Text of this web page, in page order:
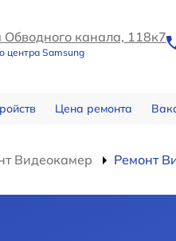
канала, 118к7
центра Samsung
Цена ремонта
Видеокамер Ремонт